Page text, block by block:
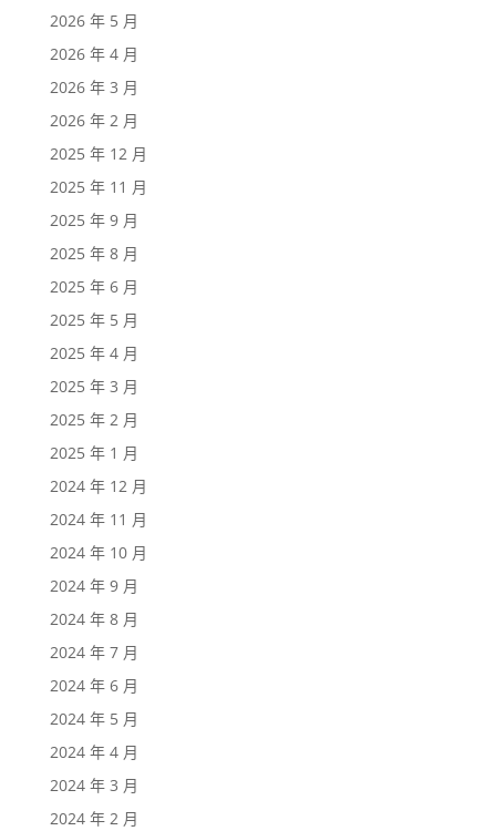
2026 年 5 月
2026 年 4 月
2026 年 3 月
2026 年 2 月
2025 年 12 月
2025 年 11 月
2025 年 9 月
2025 年 8 月
2025 年 6 月
2025 年 5 月
2025 年 4 月
2025 年 3 月
2025 年 2 月
2025 年 1 月
2024 年 12 月
2024 年 11 月
2024 年 10 月
2024 年 9 月
2024 年 8 月
2024 年 7 月
2024 年 6 月
2024 年 5 月
2024 年 4 月
2024 年 3 月
2024 年 2 月